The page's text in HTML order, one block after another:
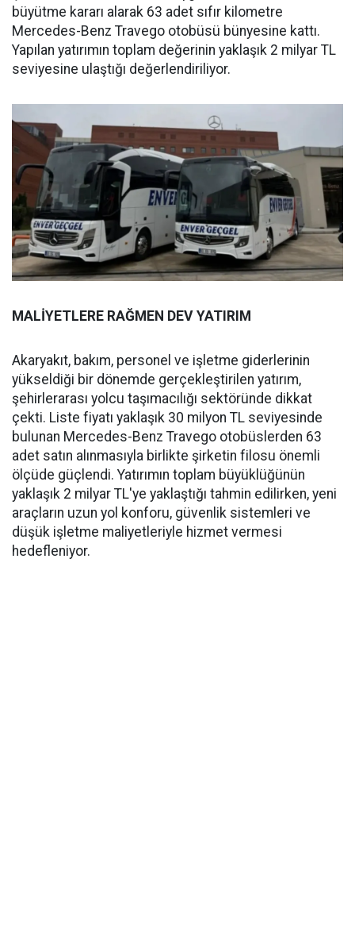
büyütme kararı alarak 63 adet sıfır kilometre
Mercedes-Benz Travego otobüsü bünyesine kattı.
Yapılan yatırımın toplam değerinin yaklaşık 2 milyar TL
seviyesine ulaştığı değerlendiriliyor.
MALİYETLERE RAĞMEN DEV YATIRIM
Akaryakıt, bakım, personel ve işletme giderlerinin
yükseldiği bir dönemde gerçekleştirilen yatırım,
şehirlerarası yolcu taşımacılığı sektöründe dikkat
çekti. Liste fiyatı yaklaşık 30 milyon TL seviyesinde
bulunan Mercedes-Benz Travego otobüslerden 63
adet satın alınmasıyla birlikte şirketin filosu önemli
ölçüde güçlendi. Yatırımın toplam büyüklüğünün
yaklaşık 2 milyar TL'ye yaklaştığı tahmin edilirken, yeni
araçların uzun yol konforu, güvenlik sistemleri ve
düşük işletme maliyetleriyle hizmet vermesi
hedefleniyor.